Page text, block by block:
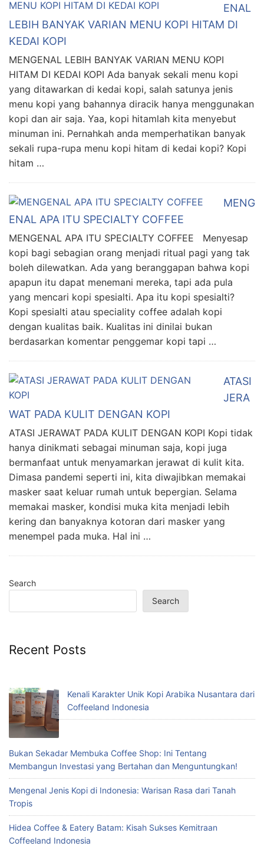
ENAL
LEBIH BANYAK VARIAN MENU KOPI HITAM DI
KEDAI KOPI
MENGENAL LEBIH BANYAK VARIAN MENU KOPI
HITAM DI KEDAI KOPI Ada banyak sekali menu kopi
yang ditawarkan di kedai kopi, salah satunya jenis
menu kopi yang bahannya diracik hanya menggunakan
kopi dan air saja. Yaa, kopi hitamlah kita menyebut
minuman ini. Pernahkah anda memperhatikan banyak
sekali rupa-rupa menu kopi hitam di kedai kopi? Kopi
hitam …
MENG
ENAL APA ITU SPECIALTY COFFEE
MENGENAL APA ITU SPECIALTY COFFEE Menyesap
kopi bagi sebagian orang menjadi ritual pagi yang tak
boleh dilewatkan. Ada yang beranggapan bahwa kopi
apapun itu dapat menemani mereka, tapi ada pula
yang mencari kopi spesialti. Apa itu kopi spesialti?
Kopi spesialti atau speciality coffee adalah kopi
dengan kualitas baik. Kualitas ini dinilai bukan
berdasarkan komentar penggemar kopi tapi …
ATASI
JERA
WAT PADA KULIT DENGAN KOPI
ATASI JERAWAT PADA KULIT DENGAN KOPI Kopi tidak
hanya dinikmati sebagai minuman saja, kopi juga
bermanfaat untuk menyamarkan jerawat di kulit kita.
Dimasa pandemi seperti ini, kita diwajibkan memakai
masker saat keluar rumah untuk bepergian. Selama
memakai masker, kondisi muka kita menjadi lebih
kering dan banyaknya kotoran dari masker yang
menempel pada muka. Hal ini …
Search
Search
Recent Posts
Kenali Karakter Unik Kopi Arabika Nusantara dari
Coffeeland Indonesia
Bukan Sekadar Membuka Coffee Shop: Ini Tentang
Membangun Investasi yang Bertahan dan Menguntungkan!
Mengenal Jenis Kopi di Indonesia: Warisan Rasa dari Tanah
Tropis
Hidea Coffee & Eatery Batam: Kisah Sukses Kemitraan
Coffeeland Indonesia